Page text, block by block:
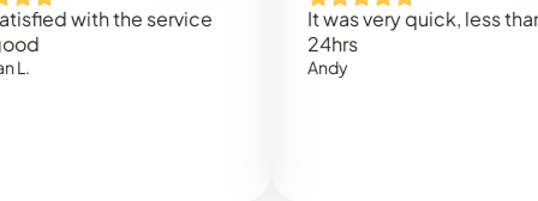
with the service
It was very quick, less than